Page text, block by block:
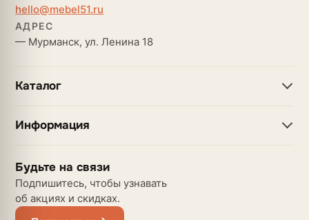
hello@mebel51.ru
АДРЕС
— Мурманск, ул. Ленина 18
Каталог
Информация
Будьте на связи
Подпишитесь, чтобы узнавать
об акциях и скидках.